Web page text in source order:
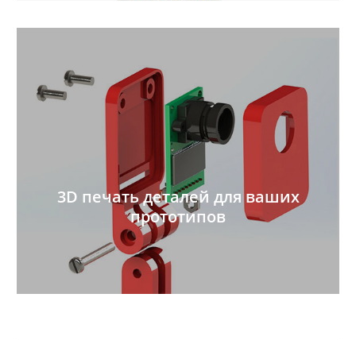
3D печать деталей для ваших
прототипов